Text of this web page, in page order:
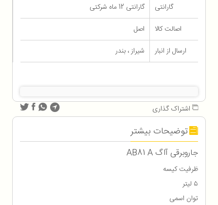
گارانتی
گارانتی 12 ماه شرکتی
اصالت کالا
اصل
ارسال از انبار
شیراز ، بندر
اشتراک گذاری
توضیحات بیشتر
جاروبرقی آاگ AB81 A
ظرفیت کیسه
۵ لیتر
توان اسمی